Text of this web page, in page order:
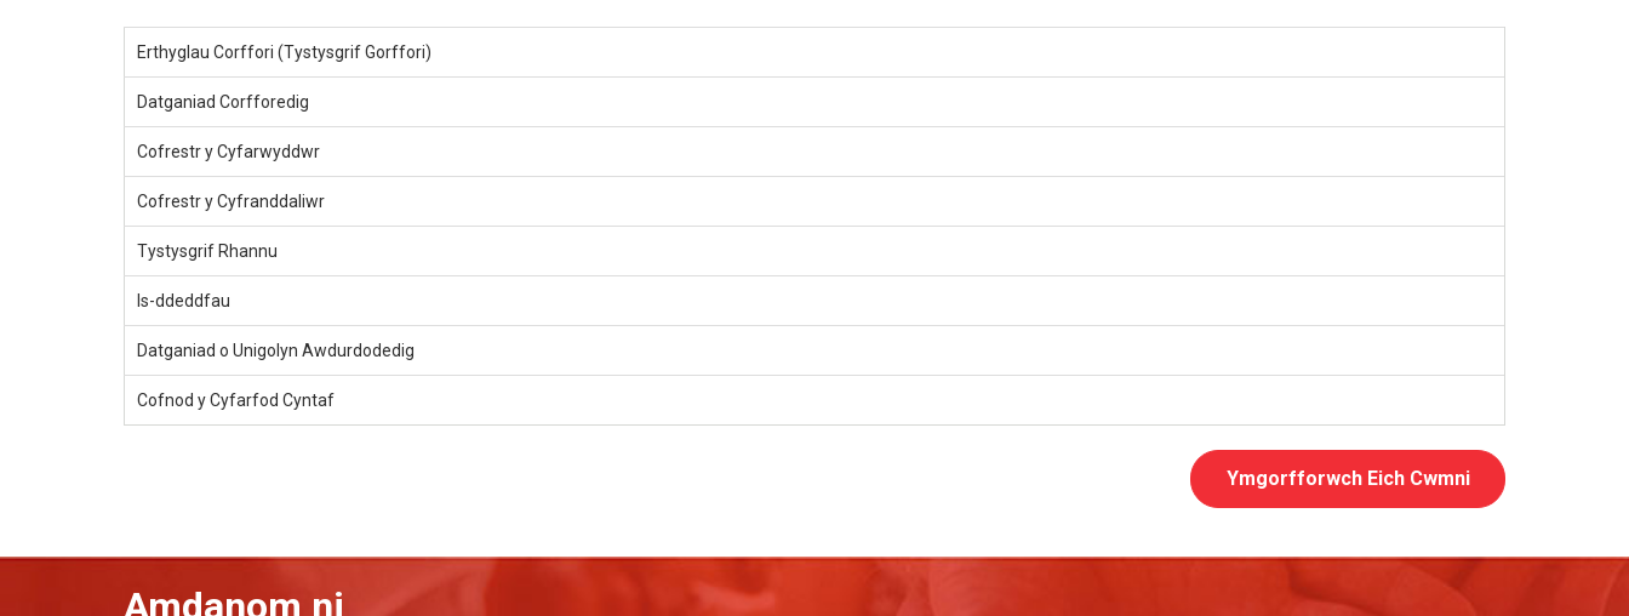
Erthyglau Corffori (Tystysgrif Gorffori)
Datganiad Corfforedig
Cofrestr y Cyfarwyddwr
Cofrestr y Cyfranddaliwr
Tystysgrif Rhannu
Is-ddeddfau
Datganiad o Unigolyn Awdurdodedig
Cofnod y Cyfarfod Cyntaf
Ymgorfforwch Eich Cwmni
Amdanom ni